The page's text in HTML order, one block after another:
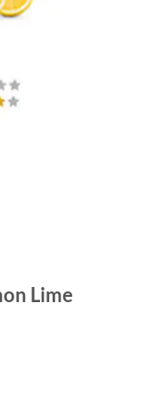
Lime